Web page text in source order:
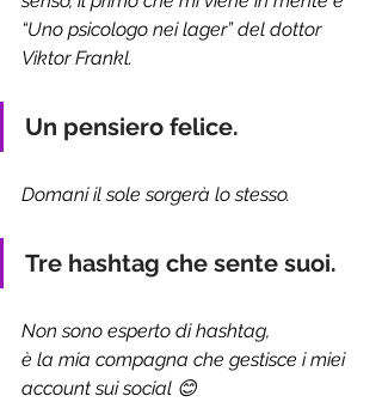
“Uno psicologo nei lager” del dottor
Viktor Frankl.
Un pensiero felice.
Domani il sole sorgerà lo stesso.
Tre hashtag che sente suoi.
Non sono esperto di hashtag,
è la mia compagna che gestisce i miei
account sui social 😊